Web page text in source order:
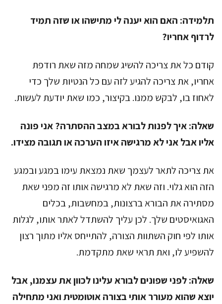
תלמידה: האם הוא יענה לי מתישהו או שזה תמיד
לרדוף אחריו?
קודם כל את צריכה להשיג שמחה מזה שאת רודפת
אחריו, את צריכה להגיע לזה עם כל הנטיות שלך כדי
לאחוז בו, לבקש ממנו. בקיצור, כמו שאת יודעת לעשות.
שאלה:איך לפנות לבורא במצב ההסתרה? אני פונה
אליו אבל אני לא מרגישה איזו הערכה או תגובה מצידו.
את צריכה לתאר לעצמך שאת נמצאת עימו במגע ובמגע
הזה הוא גלוי. וזה שאת לא מרגישה אותו זה מפני שאת
מסתירה את הבורא ברצונות, במחשבות, בכלים
האגואיסטים שלך. לכן עליך להשתדל לאתר אותו, לגלות
אותו לפי חוק השתוות הצורה, להתייחס אליו מתוך רצון
להשפיע לו, ואת תראי שאת מתקדמת.
שאלה:לפני שפונים לבורא עלינו לכוון את עצמנו, אבל
יוצא שהוא מעורר אותי בצורה אוטומטית ואני מתחילה